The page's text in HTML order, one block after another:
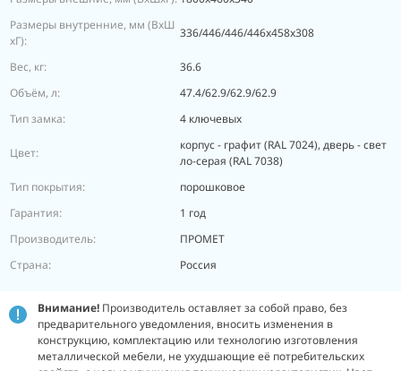
Размеры внутренние, мм (ВхШ
хГ):
336/446/446/446х458х308
Вес, кг:
36.6
Объём, л:
47.4/62.9/62.9/62.9
Тип замка:
4 ключевых
Цвет:
корпус - графит (RAL 7024), дверь - свет
ло-серая (RAL 7038)
Тип покрытия:
порошковое
Гарантия:
1 год
Производитель:
ПРОМЕТ
Страна:
Россия
Внимание! Производитель оставляет за собой право, без
предварительного уведомления, вносить изменения в
конструкцию, комплектацию или технологию изготовления
металлической мебели, не ухудшающие её потребительских